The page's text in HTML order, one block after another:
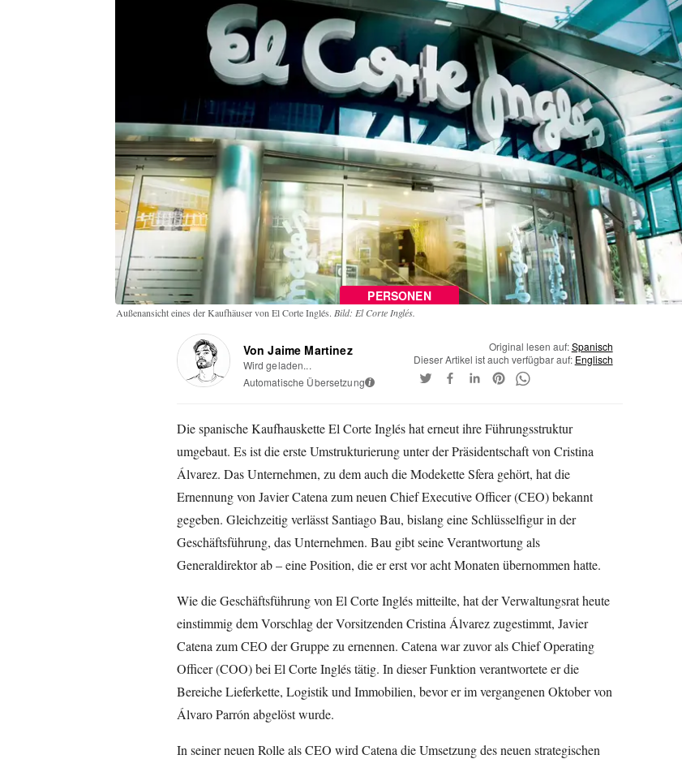
PERSONEN
Außenansicht eines der Kaufhäuser von El Corte Inglés. Bild: El Corte Inglés.
Von Jaime Martinez
Wird geladen...
Automatische Übersetzung i
Original lesen auf:Spanisch
Dieser Artikel ist auch verfügbar auf: Englisch
Die spanische Kaufhauskette El Corte Inglés hat erneut ihre Führungsstruktur
umgebaut. Es ist die erste Umstrukturierung unter der Präsidentschaft von Cristina
Álvarez. Das Unternehmen, zu dem auch die Modekette Sfera gehört, hat die
Ernennung von Javier Catena zum neuen Chief Executive Officer (CEO) bekannt
gegeben. Gleichzeitig verlässt Santiago Bau, bislang eine Schlüsselfigur in der
Geschäftsführung, das Unternehmen. Bau gibt seine Verantwortung als
Generaldirektor ab – eine Position, die er erst vor acht Monaten übernommen hatte.
Wie die Geschäftsführung von El Corte Inglés mitteilte, hat der Verwaltungsrat heute
einstimmig dem Vorschlag der Vorsitzenden Cristina Álvarez zugestimmt, Javier
Catena zum CEO der Gruppe zu ernennen. Catena war zuvor als Chief Operating
Officer (COO) bei El Corte Inglés tätig. In dieser Funktion verantwortete er die
Bereiche Lieferkette, Logistik und Immobilien, bevor er im vergangenen Oktober von
Álvaro Parrón abgelöst wurde.
In seiner neuen Rolle als CEO wird Catena die Umsetzung des neuen strategischen